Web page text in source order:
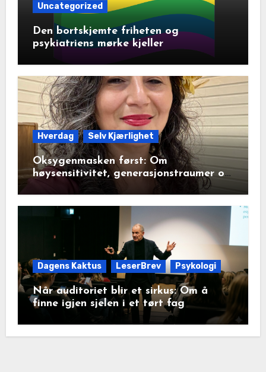
Uncategorized
Den bortskjemte friheten og
psykiatriens mørke kjeller
Hverdag Selv Kjærlighet
Oksygenmasken først: Om
høysensitivitet, generasjonstraumer og
det disiplinerte tunnelsynet
Dagens Kaktus LeserBrev Psykologi
Når auditoriet blir et sirkus: Om å
finne igjen sjelen i et tørt fag